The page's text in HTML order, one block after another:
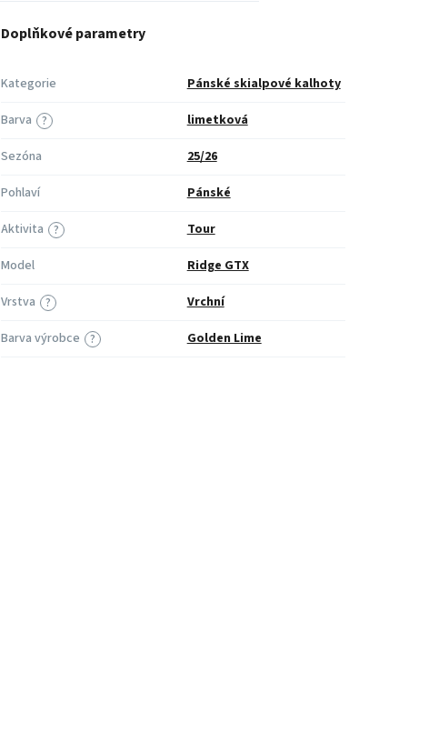
Doplňkové parametry
Kategorie Pánské skialpové kalhoty
?
Barva
limetková
Sezóna
25/26
Pohlaví
Pánské
?
Aktivita
Tour
Model
Ridge GTX
?
Vrstva Vrchní
?
Barva výrobce Golden Lime